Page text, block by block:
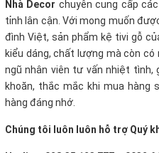
Nhà Decor chuyên cung cấp
tỉnh lân cận. Với mong muốn
đình Việt, sản phẩm kệ tivi gỗ
kiểu dáng, chất lượng mà còn
ngũ nhân viên tư vấn nhiệt tình,
khoăn, thắc mắc khi mua hàng
hàng đáng nhớ.
Chúng tôi luôn luôn hỗ trợ Quý